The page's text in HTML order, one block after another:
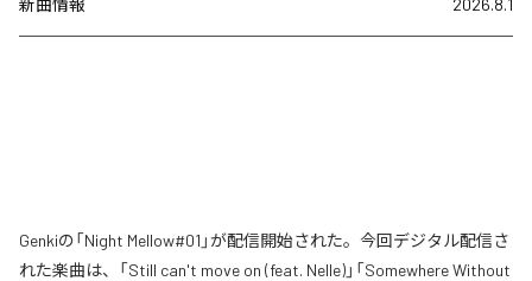
Genkiの「Night Mellow#01」が配信開始された。今回デジタル配信さ
れた楽曲は、「Still can't move on (feat. Nelle)」「Somewhere Without